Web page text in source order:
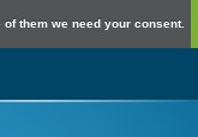
them we need your consent.